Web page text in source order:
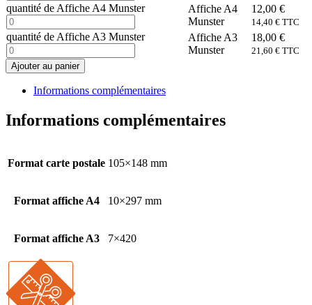
quantité de Affiche A4 Munster
Affiche A4
Munster
12,00 €
14,40 € TTC
quantité de Affiche A3 Munster
Affiche A3
Munster
18,00 €
21,60 € TTC
Ajouter au panier
Informations complémentaires
Informations complémentaires
Format carte postale 105×148 mm
Format affiche A4 10×297 mm
Format affiche A3 7×420